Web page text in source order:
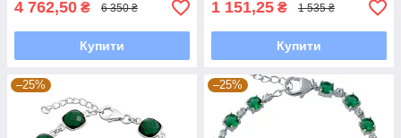
4 762,50 ₴ 6 350 ₴
Купити
1 151,25 ₴ 1 535 ₴
Купити
–25% –25%